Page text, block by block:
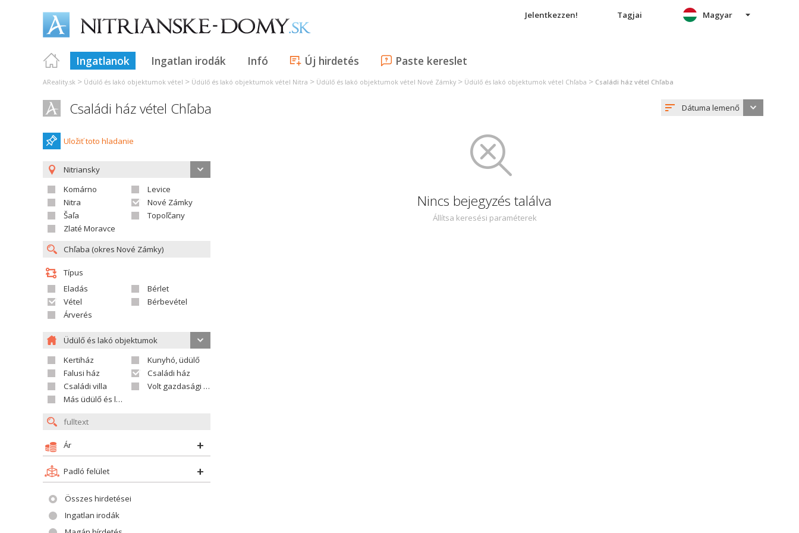
Jelentkezzen! Tagjai
Ingatlanok Ingatlan irodák Infó Új hirdetés Paste kereslet
Magyar
AReality.sk > Üdülő és lakó objektumok vétel > Üdülő és lakó objektumok vétel Nitra > Üdülő és lakó objektumok vétel Nové Zámky > Üdülő és lakó objektumok vétel Chľaba > Családi ház vétel Chľaba
Családi ház vétel Chľaba Dátuma lemenő
Uložiť toto hladanie
Nitriansky
Komárno
Levice
Nitra
Nové Zámky
Šaľa
Topoľčany
Zlaté Moravce
Típus
Eladás
Bérlet
Vétel
Bérbevétel
Árverés
Üdülő és lakó objektumok
Kertiház
Kunyhó, üdülő
Falusi ház
Családi ház
Családi villa
Volt gazdasági település
Más üdülő és lakó objektumok
Ár
Padló felület
Összes hirdetései
Ingatlan irodák
Nincs bejegyzés találva
Állítsa keresési paraméterek